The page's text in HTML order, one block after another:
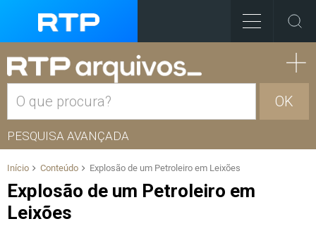
OK
PESQUISA AVANÇADA
Início Conteúdo Explosão de um Petroleiro em Leixões
Explosão de um Petroleiro em
Leixões